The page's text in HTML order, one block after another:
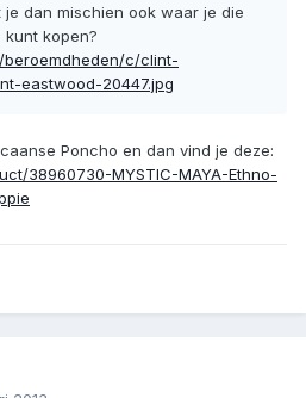
dan mischien ook waar je die
kunt kopen?
beroemdheden/c/clint-
eastwood-20447.jpg
Poncho en dan vind je deze:
38960730-MYSTIC-MAYA-Ethno-